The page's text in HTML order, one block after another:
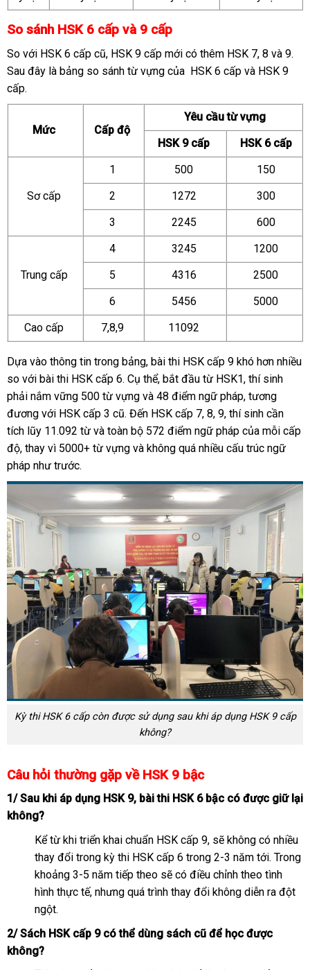
So sánh HSK 6 cấp và 9 cấp
So với HSK 6 cấp cũ, HSK 9 cấp mới có thêm HSK 7, 8 và 9.
Sau đây là bảng so sánh từ vựng của HSK 6 cấp và HSK 9
cấp.
Mức Cấp độ
Yêu cầu từ vựng
HSK 9 cấp
HSK 6 cấp
Sơ cấp
1 500
150
2
1272
300
3
2245 600
Trung cấp
4 3245
1200
5
4316
2500
6
5456
5000
Cao cấp
7,8,9 11092
Dựa vào thông tin trong bảng, bài thi HSK cấp 9 khó hơn nhiều
so với bài thi HSK cấp 6. Cụ thể, bắt đầu từ HSK1, thí sinh
phải nắm vững 500 từ vựng và 48 điểm ngữ pháp, tương
đương với HSK cấp 3 cũ. Đến HSK cấp 7, 8, 9, thí sinh cần
tích lũy 11.092 từ và toàn bộ 572 điểm ngữ pháp của mỗi cấp
độ, thay vì 5000+ từ vựng và không quá nhiều cấu trúc ngữ
pháp như trước.
Kỳ thi HSK 6 cấp còn được sử dụng sau khi áp dụng HSK 9 cấp
không?
Câu hỏi thường gặp về HSK 9 bậc
1/ Sau khi áp dụng HSK 9, bài thi HSK 6 bậc có được giữ lại
không?
Kể từ khi triển khai chuẩn HSK cấp 9, sẽ không có nhiều
thay đổi trong kỳ thi HSK cấp 6 trong 2-3 năm tới. Trong
khoảng 3-5 năm tiếp theo sẽ có điều chỉnh theo tình
hình thực tế, nhưng quá trình thay đổi không diễn ra đột
ngột.
2/ Sách HSK cấp 9 có thể dùng sách cũ để học được
không?